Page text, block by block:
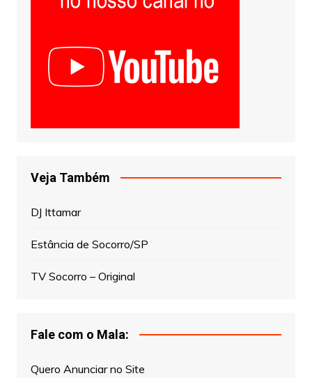
Veja Também
DJ Ittamar
Estância de Socorro/SP
TV Socorro – Original
Fale com o Mala:
Quero Anunciar no Site